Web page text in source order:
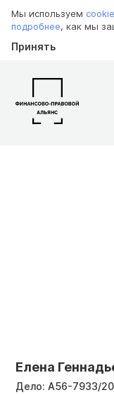
Мы используем cookie
подробнее, как мы
Принять
Елена
Дело: А56-7933/